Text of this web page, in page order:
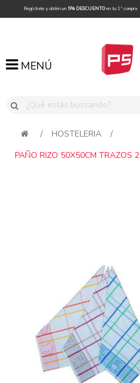
Regístrate y obtén un 5% DESCUENTOen tu 1ª compra
MENÚ
MENÚ
/ HOSTELERIA
/
PAÑO RIZO 50X50CM TRAZOS 2